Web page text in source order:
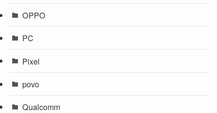
OPPO
PC
Pixel
povo
Qualcomm